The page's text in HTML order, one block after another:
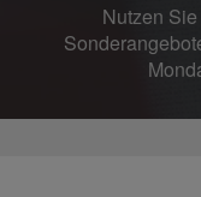
Nutzen